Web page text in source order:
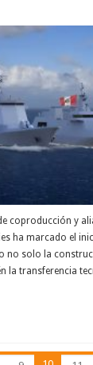
coproducción y
ha marcado el
no solo la
la transferencia